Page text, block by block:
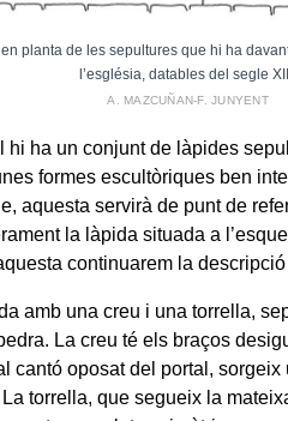
planta de les sepultures que hi ha
l’església, datables del segle
A. MAZCUÑAN-F. JUNYENT
hi ha un conjunt de làpides
formes escultòriques ben
aquesta servirà de punt de
la làpida situada a
continuarem la
amb una creu i una torrella,
La creu té els braços
cantó oposat del portal,
torrella, que segueix la